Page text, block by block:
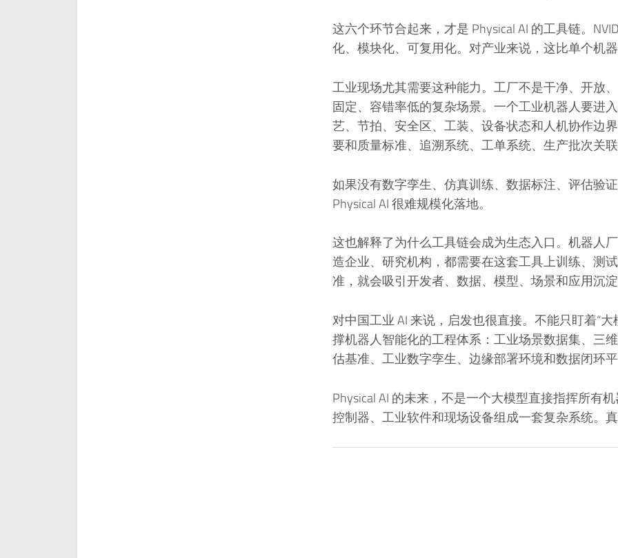
这六个环节合起来，才是 Physical AI 的工具链。
化、模块化、可复用化。对产业来说，这比单个机
工业现场尤其需要这种能力。工厂不是干净、开放
固定、容错率低的复杂场景。一个工业机器人要进
艺、节拍、安全区、工装、设备状态和人机协作边
要和质量标准、追溯系统、工单系统、生产批次关
如果没有数字孪生、仿真训练、数据标注、评估验
Physical AI 很难规模化落地。
这也解释了为什么工具链会成为生态入口。机器人
造企业、研究机构，都需要在这套工具上训练、测
准，就会吸引开发者、数据、模型、场景和应用沉
对中国工业 AI 来说，启发也很直接。不能只盯着“
撑机器人智能化的工程体系：工业场景数据集、三
估基准、工业数字孪生、边缘部署环境和数据闭环
Physical AI 的未来，不是一个大模型直接指挥所有
控制器、工业软件和现场设备组成一套复杂系统。